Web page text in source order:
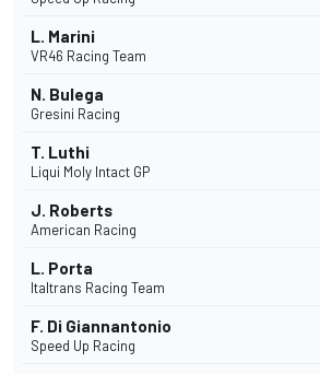
L. Marini
VR46 Racing Team
N. Bulega
Gresini Racing
T. Luthi
Liqui Moly Intact GP
J. Roberts
American Racing
L. Porta
Italtrans Racing Team
F. Di Giannantonio
Speed Up Racing